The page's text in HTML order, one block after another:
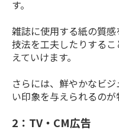
す。
雑誌に使用する紙の質
技法を工夫したりする
えていけます。
さらには、鮮やかなビ
い印象を与えられるのが
2：TV・CM広告